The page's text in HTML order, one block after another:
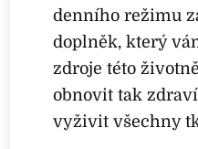
denního režimu
doplněk, který
zdroje této
obnovit tak
vyživit všechny